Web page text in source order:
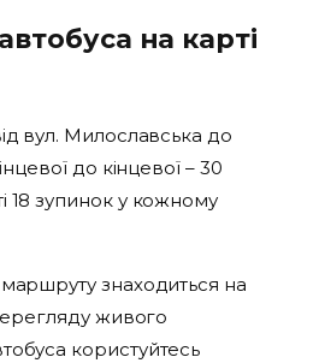
на карті
вул. Милославська до
до кінцевої – 30
18 зупинок у кожному
знаходиться на
живого
користуйтесь